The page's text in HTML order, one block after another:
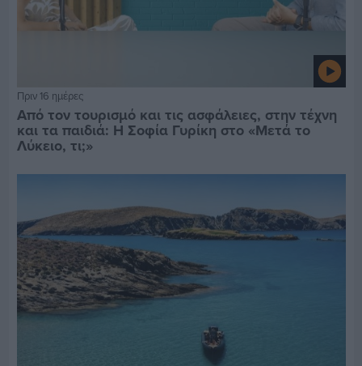
Πριν 16 ημέρες
Από τον τουρισμό και τις ασφάλειες, στην τέχνη
και τα παιδιά: Η Σοφία Γυρίκη στο «Μετά το
Λύκειο, τι;»